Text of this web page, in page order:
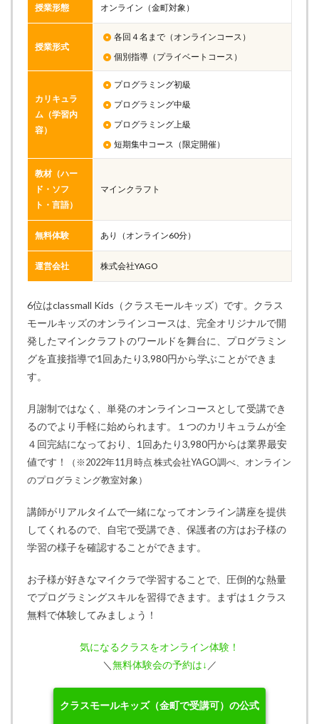
授業形態 オンライン（金町対象）
授業形式
各回４名まで（オンラインコース）
個別指導（プライベートコース）
カリキュラ
ム（学習内
容）
プログラミング初級
プログラミング中級
プログラミング上級
短期集中コース（限定開催）
教材（ハー
ド・ソフ
ト・言語）
マインクラフト
無料体験 あり（オンライン60分）
運営会社 株式会社YAGO
6位はclassmall Kids（クラスモールキッズ）です。クラス
モールキッズのオンラインコースは、完全オリジナルで開
発したマインクラフトのワールドを舞台に、プログラミン
グを直接指導で1回あたり3,980円から学ぶことができま
す。
月謝制ではなく、単発のオンラインコースとして受講でき
るのでより手軽に始められます。１つのカリキュラムが全
４回完結になっており、1回あたり3,980円からは業界最安
値です！
（※2022年11月時点 株式会社YAGO調べ、オンライン
のプログラミング教室対象）
講師がリアルタイムで一緒になってオンライン講座を提供
してくれるので、自宅で受講でき、保護者の方はお子様の
学習の様子を確認することができます。
お子様が好きなマイクラで学習することで、圧倒的な熱量
でプログラミングスキルを習得できます。まずは１クラス
無料で体験してみましょう！
気になるクラスをオンライン体験！
＼ 無料体験会の予約は↓ ／
クラスモールキッズ（金町で受講可）の公式